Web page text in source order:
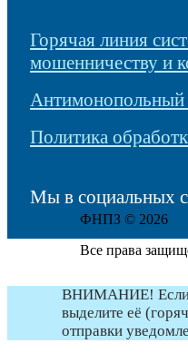
Горячая линия
мошенничеству и
Антимонопольный
Политика
Мы в социальных
ФНПЗ © 2026
Все права
ВНИМАНИЕ! Если
выделите её
отправки